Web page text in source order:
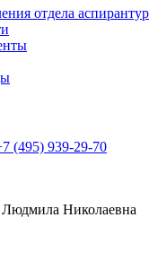
отдела
(495) 939-29-70
Николаевна